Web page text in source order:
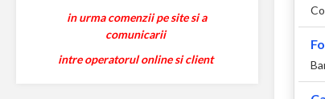
in urma comenzii pe site si a
comunicarii
intre operatorul online si client